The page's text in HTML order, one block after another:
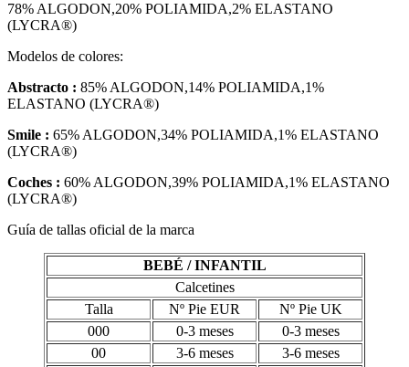
78% ALGODON,20% POLIAMIDA,2% ELASTANO
(LYCRA®)
Modelos de colores:
Abstracto : 85% ALGODON,14% POLIAMIDA,1%
ELASTANO (LYCRA®)
Smile : 65% ALGODON,34% POLIAMIDA,1% ELASTANO
(LYCRA®)
Coches : 60% ALGODON,39% POLIAMIDA,1% ELASTANO
(LYCRA®)
Guía de tallas oficial de la marca
BEBÉ / INFANTIL
Calcetines
Talla
Nº Pie EUR
Nº Pie UK
000
0-3 meses
0-3 meses
00
3-6 meses
3-6 meses